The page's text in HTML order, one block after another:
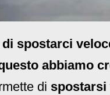
spostarci
abbiamo
di spostarsi